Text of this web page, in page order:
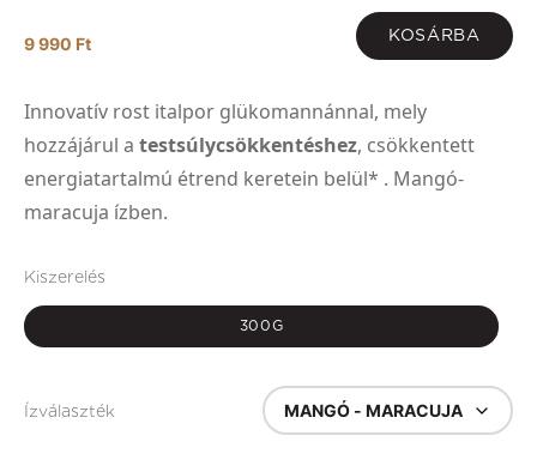
9 990 Ft KOSÁRBA
Innovatív rost italpor glükomannánnal, mely
hozzájárul a testsúlycsökkentéshez, csökkentett
energiatartalmú étrend keretein belül* . Mangó-
maracuja ízben.
Kiszerelés
300G
Ízválaszték MANGÓ - MARACUJA